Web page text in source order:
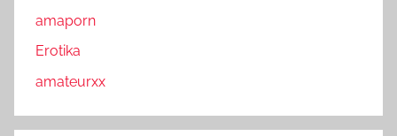
amaporn
Erotika
amateurxx